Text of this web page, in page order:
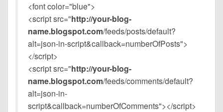
<font color="blue">
<script src="http://your-blog-
name.blogspot.com/feeds/posts/default?
alt=json-in-script&callback=numberOfPosts">
</script>
<script src="http://your-blog-
name.blogspot.com/feeds/comments/default?
alt=json-in-
script&callback=numberOfComments"></script>